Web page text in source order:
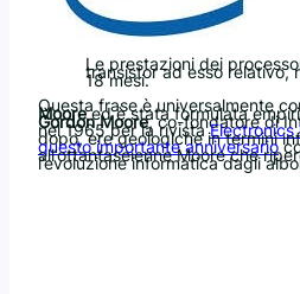
Le prestazioni dei
transistor ad esso relativo,
18 mesi.
Questa frase è universalmente
Mooreed è stata formulata
Gordon Moore, co-fondatore di
nel 1965 per la rivistaElectronics
dopo, ere geologiche in termini
questo importante anniversario
all’ottantaseienne Moore che
l’evoluzione informatica dagli